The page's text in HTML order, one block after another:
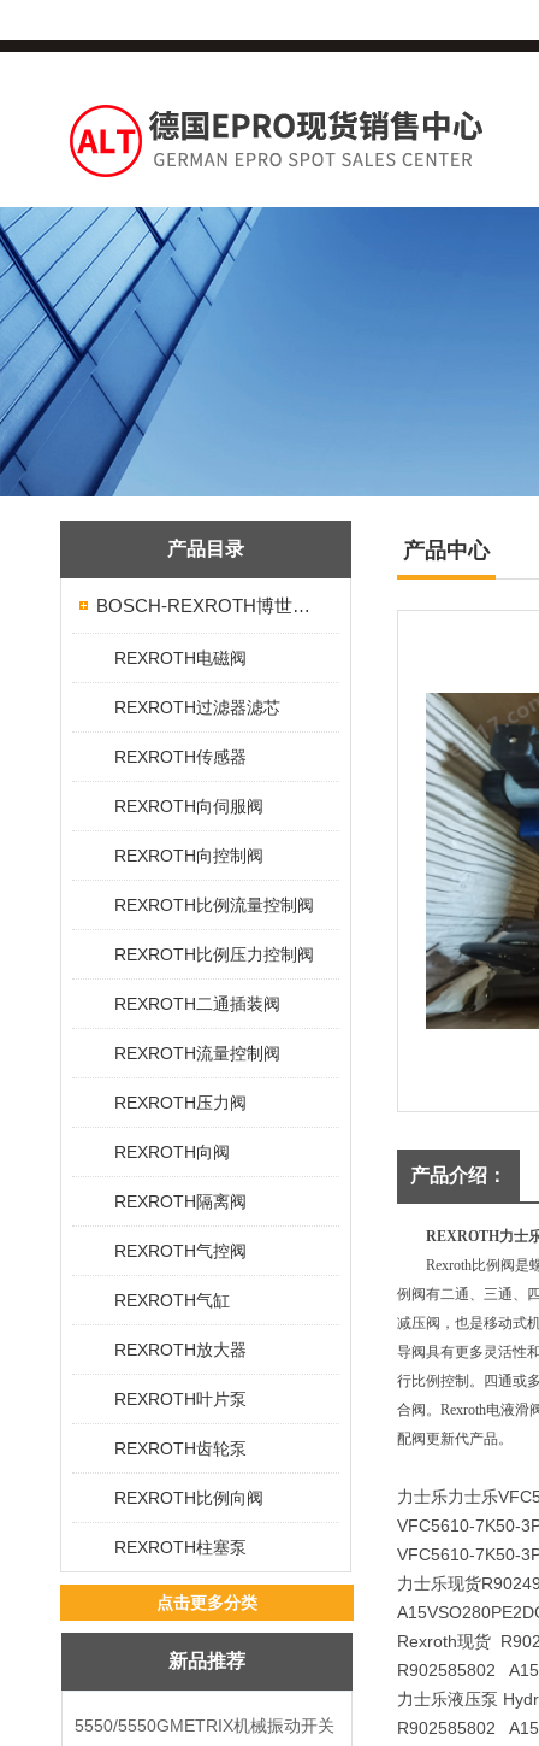
产品目录
BOSCH-REXROTH博世力士乐
REXROTH电磁阀
REXROTH过滤器滤芯
REXROTH传感器
REXROTH向伺服阀
REXROTH向控制阀
REXROTH比例流量控制阀
REXROTH比例压力控制阀
REXROTH二通插装阀
REXROTH流量控制阀
REXROTH压力阀
REXROTH向阀
REXROTH隔离阀
REXROTH气控阀
REXROTH气缸
REXROTH放大器
REXROTH叶片泵
REXROTH齿轮泵
REXROTH比例向阀
REXROTH柱塞泵
点击更多分类
新品推荐
5550/5550GMETRIX机械振动开关
产品中心
产品介绍：
REXROTH力士
Rexroth比例阀是螺
例阀有二通、三通、
减压阀，也是移动式
导阀具有更多灵活性
行比例控制。四通或
合阀。Rexroth电液
配阀更新代产品。
力士乐力士乐
VFC5610-7K50-
VFC5610-7K50-
力士乐现货
Rexroth现货
R902585802
力士乐液压泵
R902585802